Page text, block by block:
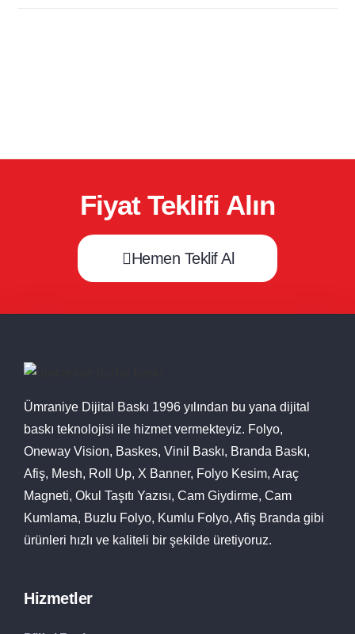
Fiyat Teklifi Alın
Hemen Teklif Al
Ümraniye Dijital Baskı 1996 yılından bu yana dijital
baskı teknolojisi ile hizmet vermekteyiz. Folyo,
Oneway Vision, Baskes, Vinil Baskı, Branda Baskı,
Afiş, Mesh, Roll Up, X Banner, Folyo Kesim, Araç
Magneti, Okul Taşıtı Yazısı, Cam Giydirme, Cam
Kumlama, Buzlu Folyo, Kumlu Folyo, Afiş Branda gibi
ürünleri hızlı ve kaliteli bir şekilde üretiyoruz.
Hizmetler